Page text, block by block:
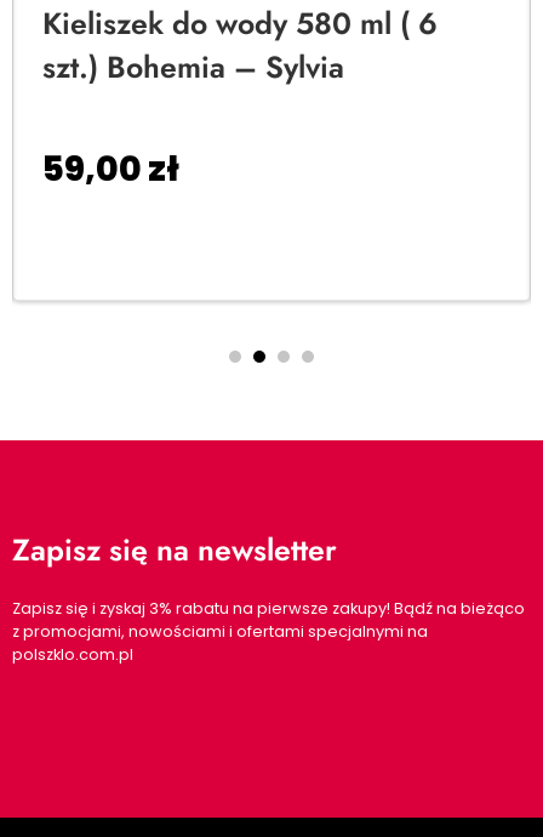
Kieliszek do wody 580 ml ( 6
szt.) Bohemia – Sylvia
59,00zł
Zapisz się na newsletter
Zapisz się i zyskaj 3% rabatu na pierwsze zakupy! Bądź na bieżąco
z promocjami, nowościami i ofertami specjalnymi na
polszklo.com.pl